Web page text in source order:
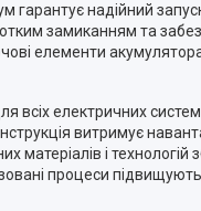
гарантує надійний
замиканням та
елементи
всіх електричних
витримує
матеріалів і
процеси